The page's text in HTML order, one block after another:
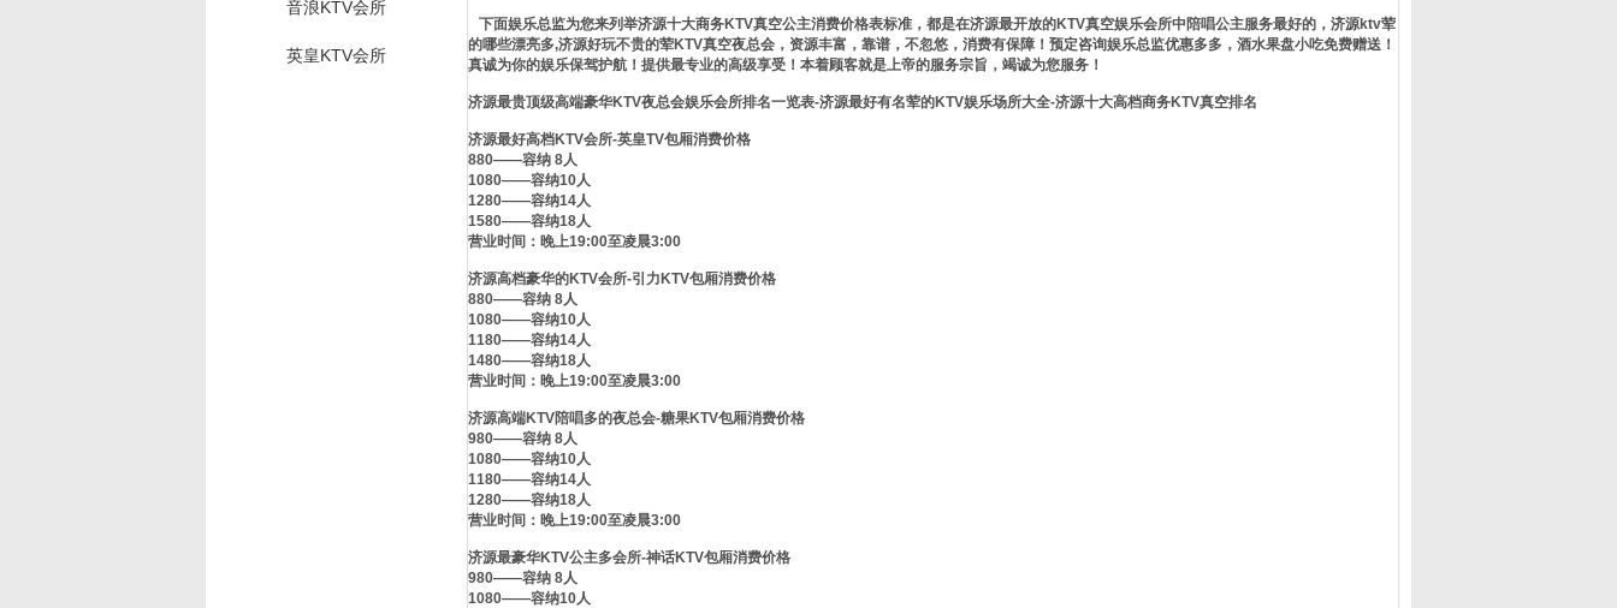
下面娱乐总监为您来列举济源十大商务KTV真空公主消费价格表标准，都是在济源最开放的KTV真空娱乐会所中陪唱公主服务最好的，济源ktv荤
的哪些漂亮多,济源好玩不贵的荤KTV真空夜总会，资源丰富，靠谱，不忽悠，消费有保障！预定咨询娱乐总监优惠多多，酒水果盘小吃免费赠送！
真诚为你的娱乐保驾护航！提供最专业的高级享受！本着顾客就是上帝的服务宗旨，竭诚为您服务！
济源最贵顶级高端豪华KTV夜总会娱乐会所排名一览表-济源最好有名荤的KTV娱乐场所大全-济源十大高档商务KTV真空排名
济源最好高档KTV会所-英皇TV包厢消费价格
880——容纳 8人
1080——容纳10人
1280——容纳14人
1580——容纳18人
营业时间：晚上19:00至凌晨3:00
济源高档豪华的KTV会所-引力KTV包厢消费价格
880——容纳 8人
1080——容纳10人
1180——容纳14人
1480——容纳18人
营业时间：晚上19:00至凌晨3:00
济源高端KTV陪唱多的夜总会-糖果KTV包厢消费价格
980——容纳 8人
1080——容纳10人
1180——容纳14人
1280——容纳18人
营业时间：晚上19:00至凌晨3:00
济源最豪华KTV公主多会所-神话KTV包厢消费价格
980——容纳 8人
1080——容纳10人
音浪KTV会所
英皇KTV会所